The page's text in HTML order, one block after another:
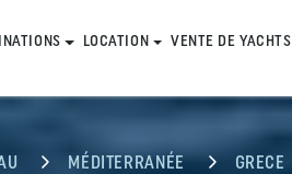
LOCATION VENTE DE YACHTS
MÉDITERRANÉE GRECE